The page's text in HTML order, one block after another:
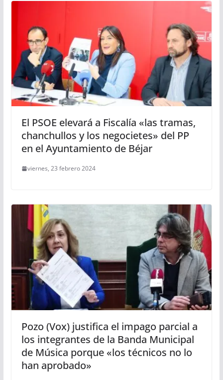
El PSOE elevará a Fiscalía «las tramas,
chanchullos y los negocietes» del PP
en el Ayuntamiento de Béjar
viernes, 23 febrero 2024
Pozo (Vox) justifica el impago parcial a
los integrantes de la Banda Municipal
de Música porque «los técnicos no lo
han aprobado»